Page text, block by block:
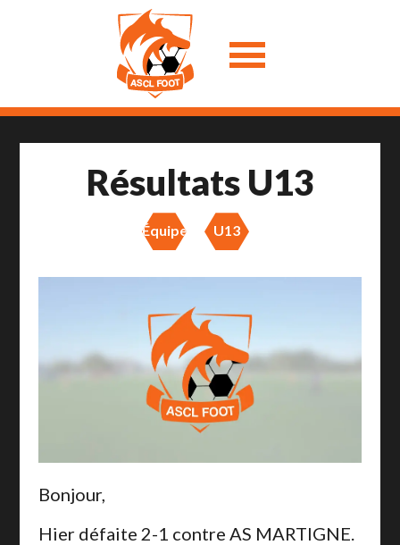
Résultats U13
Équipes U13
Bonjour,
Hier défaite 2-1 contre AS MARTIGNE.